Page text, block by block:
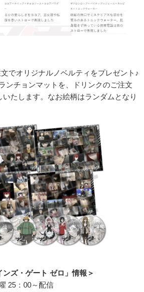
でオリジナルノベルティをプレゼント♪
ンチョンマットを、ドリンクのご注文
たします。なお絵柄はランダムとなり
ンズ・ゲート ゼロ」情報＞
25：00～配信